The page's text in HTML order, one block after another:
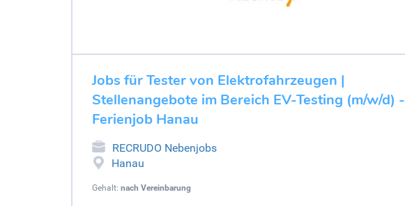
Jobs für Tester von Elektrofahrzeugen |
Stellenangebote im Bereich EV-Testing (m/w/d) -
Ferienjob Hanau
RECRUDO Nebenjobs
Hanau
Gehalt: nach Vereinbarung